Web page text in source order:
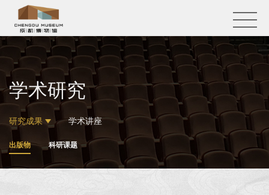
学术研究
研究成果 学术讲座
出版物 科研课题